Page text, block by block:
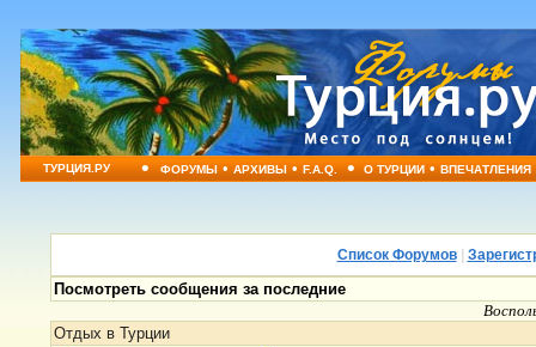
ТУРЦИЯ.РУ • ФОРУМЫ•АРХИВЫ•F.A.Q. • О ТУРЦИИ•ВПЕЧАТЛЕНИЯ
Список Форумов|
Посмотреть сообщения за последние
Отдых в Турции